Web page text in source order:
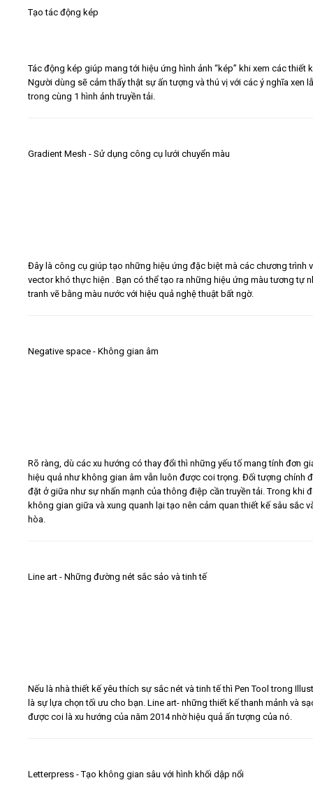
Tạo tác động kép
Tác động kép giúp mang tới hiệu ứng hình ảnh “kép” khi xem các thiết
Người dùng sẽ cảm thấy thật sự ấn tượng và thú vị với các ý nghĩa xen
trong cùng 1 hình ảnh truyền tải.
Gradient Mesh - Sử dụng công cụ lưới chuyển màu
Đây là công cụ giúp tạo những hiệu ứng đặc biệt mà các chương trình
vector khó thực hiện . Bạn có thể tạo ra những hiệu ứng màu tương tự
tranh vẽ bằng màu nước với hiệu quả nghệ thuật bất ngờ.
Negative space - Không gian âm
Rõ ràng, dù các xu hướng có thay đổi thì những yếu tố mang tính đơn
hiệu quả như không gian âm vẫn luôn được coi trọng. Đối tượng chính
đặt ở giữa như sự nhấn mạnh của thông điệp cần truyền tải. Trong khi
không gian giữa và xung quanh lại tạo nên cảm quan thiết kế sâu sắc
hòa.
Line art - Những đường nét sắc sảo và tinh tế
Nếu là nhà thiết kế yêu thích sự sắc nét và tinh tế thì Pen Tool trong
là sự lựa chọn tối ưu cho bạn. Line art- những thiết kế thanh mảnh và
được coi là xu hướng của năm 2014 nhờ hiệu quả ấn tượng của nó.
Letterpress - Tạo không gian sâu với hình khối dập nổi